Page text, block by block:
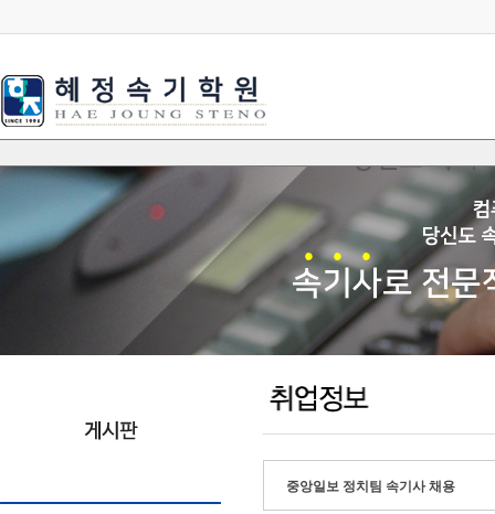
중앙일보 정치팀 속기사 채용